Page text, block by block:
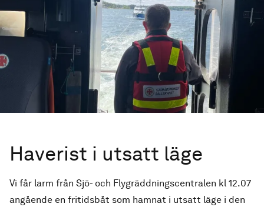
Haverist i utsatt läge
Vi får larm från Sjö- och Flygräddningscentralen kl 12.07
angående en fritidsbåt som hamnat i utsatt läge i den